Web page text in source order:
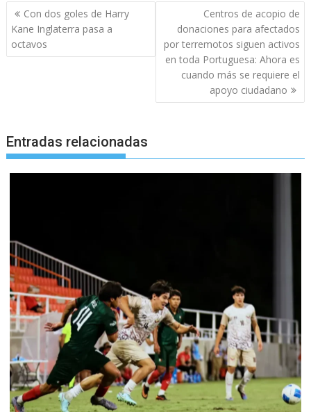
Navegación
de
entradas
Con dos goles de Harry
Kane Inglaterra pasa a
octavos
Centros de acopio de
donaciones para afectados
por terremotos siguen activos
en toda Portuguesa: Ahora es
cuando más se requiere el
apoyo ciudadano
Entradas relacionadas